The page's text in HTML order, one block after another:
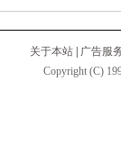
关于本站
广告服
Copyright (C)